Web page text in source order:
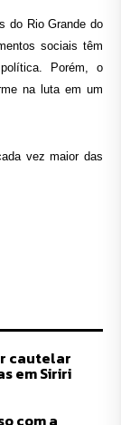
do Rio Grande do
sociais têm
Porém, o
na luta em um
vez maior das
cautelar
em Siriri
com a